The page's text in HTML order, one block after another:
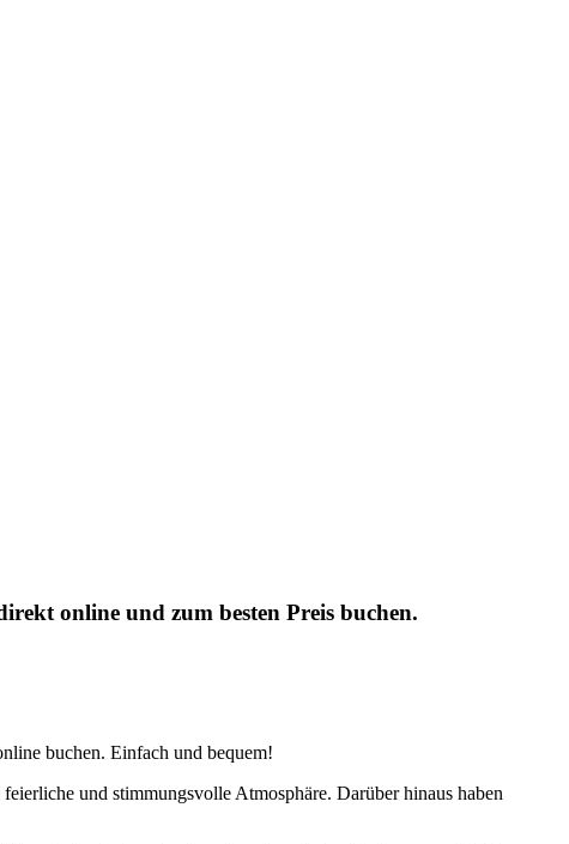
online und zum besten Preis buchen.
buchen. Einfach und bequem!
und stimmungsvolle Atmosphäre. Darüber hinaus haben